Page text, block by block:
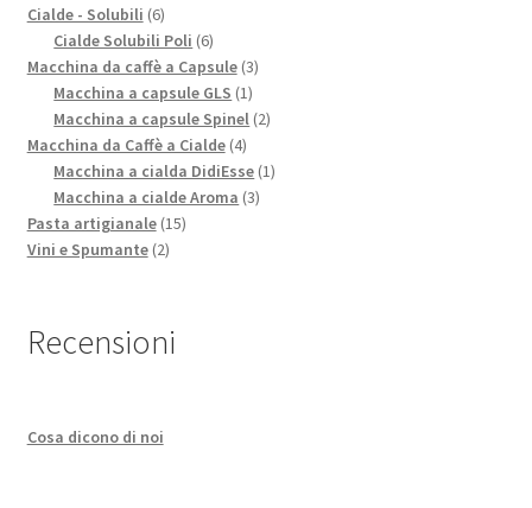
Cialde - Solubili 66
prodotti
Cialde Solubili Poli 66
prodotti
Macchina da caffè a Capsule 33
Macchina a capsule GLS 11
prodotto
Macchina a capsule Spinel 22
Macchina da Caffè a Cialde 44
prodotti
Macchina a cialda DidiEsse 11
Macchina a cialde Aroma 33
Pasta artigianale 1515
Vini e Spumante 22
Recensioni
Cosa dicono di noi